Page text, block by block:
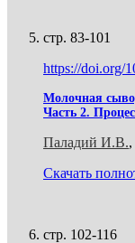
стр. 83-101
https://doi.org/
Молочная
Часть 2.
Паладий И.В.,
Скачать
стр. 102-116